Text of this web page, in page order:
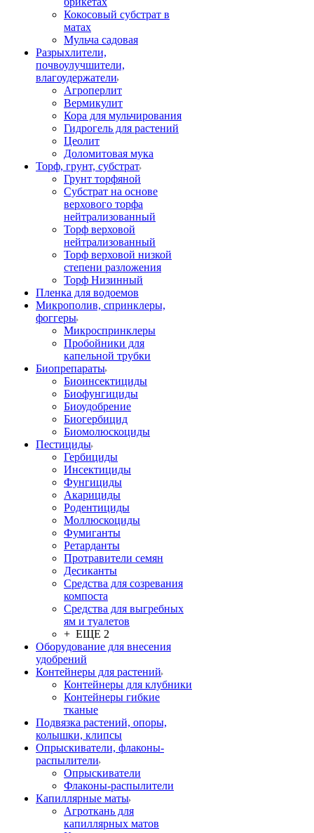
Кокосовый субстрат в
матах
Мульча садовая
Разрыхлители,
почвоулучшители,
влагоудержатели
Агроперлит
Вермикулит
Кора для мульчирования
Гидрогель для растений
Цеолит
Доломитовая мука
Торф, грунт, субстрат
Грунт торфяной
Субстрат на основе
верхового торфа
нейтрализованный
Торф верховой
нейтрализованный
Торф верховой низкой
степени разложения
Торф Низинный
Пленка для водоемов
Микрополив, спринклеры,
фоггеры
Микроспринклеры
Пробойники для
капельной трубки
Биопрепараты
Биоинсектициды
Биофунгициды
Биоудобрение
Биогербицид
Биомолюскоциды
Пестициды
Гербициды
Инсектициды
Фунгициды
Акарициды
Родентициды
Моллюскоциды
Фумиганты
Ретарданты
Протравители семян
Десиканты
Средства для созревания
компоста
Средства для выгребных
ям и туалетов
+ ЕЩЕ 2
Оборудование для внесения
удобрений
Контейнеры для растений
Контейнеры для клубники
Контейнеры гибкие
тканые
Подвязка растений, опоры,
колышки, клипсы
Опрыскиватели, флаконы-
распылители
Опрыскиватели
Флаконы-распылители
Капиллярные маты
Агроткань для
капиллярных матов